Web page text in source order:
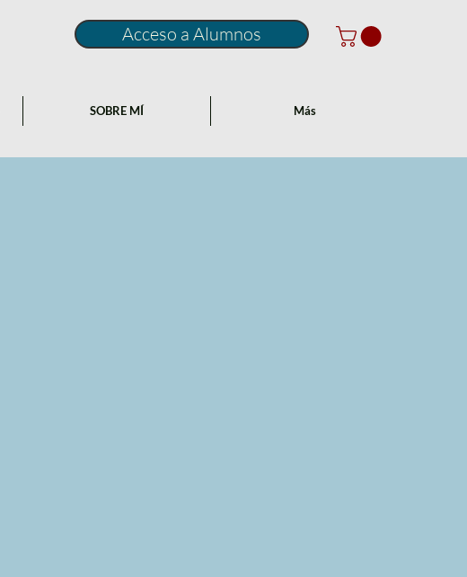
Acceso a Alumnos
SOBRE MÍ Más